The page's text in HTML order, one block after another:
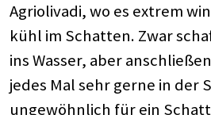
Agriolivadi, wo es extrem
kühl im Schatten. Zwar
ins Wasser, aber
jedes Mal sehr gerne in der
ungewöhnlich für ein